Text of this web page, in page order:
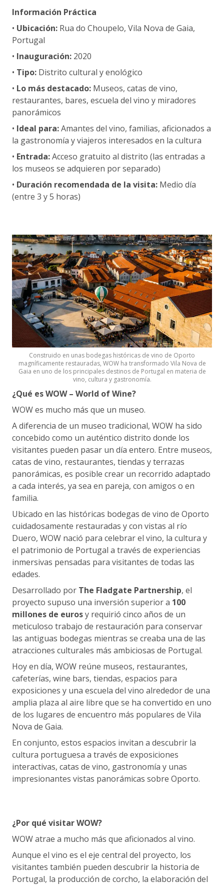
Información Práctica
• Ubicación: Rua do Choupelo, Vila Nova de Gaia,
Portugal
• Inauguración: 2020
• Tipo: Distrito cultural y enológico
• Lo más destacado: Museos, catas de vino,
restaurantes, bares, escuela del vino y miradores
panorámicos
• Ideal para:Amantes del vino, familias, aficionados a
la gastronomía y viajeros interesados en la cultura
• Entrada:Acceso gratuito al distrito (las entradas a
los museos se adquieren por separado)
• Duración recomendada de la visita: Medio día
(entre 3 y 5 horas)
Construido en unas bodegas históricas de vino de Oporto
magníficamente restauradas, WOW ha transformado Vila Nova de
Gaia en uno de los principales destinos de Portugal en materia de
vino, cultura y gastronomía.
¿Qué es WOW – World of Wine?
WOW es mucho más que un museo.
A diferencia de un museo tradicional, WOW ha sido
concebido como un auténtico distrito donde los
visitantes pueden pasar un día entero. Entre museos,
catas de vino, restaurantes, tiendas y terrazas
panorámicas, es posible crear un recorrido adaptado
a cada interés, ya sea en pareja, con amigos o en
familia.
Ubicado en las históricas bodegas de vino de Oporto
cuidadosamente restauradas y con vistas al río
Duero, WOW nació para celebrar el vino, la cultura y
el patrimonio de Portugal a través de experiencias
inmersivas pensadas para visitantes de todas las
edades.
Desarrollado por The Fladgate Partnership, el
proyecto supuso una inversión superior a 100
millones de eurosy requirió cinco años de un
meticuloso trabajo de restauración para conservar
las antiguas bodegas mientras se creaba una de las
atracciones culturales más ambiciosas de Portugal.
Hoy en día, WOW reúne museos, restaurantes,
cafeterías, wine bars, tiendas, espacios para
exposiciones y una escuela del vino alrededor de una
amplia plaza al aire libre que se ha convertido en uno
de los lugares de encuentro más populares de Vila
Nova de Gaia.
En conjunto, estos espacios invitan a descubrir la
cultura portuguesa a través de exposiciones
interactivas, catas de vino, gastronomía y unas
impresionantes vistas panorámicas sobre Oporto.
¿Por qué visitar WOW?
WOW atrae a mucho más que aficionados al vino.
Aunque el vino es el eje central del proyecto, los
visitantes también pueden descubrir la historia de
Portugal, la producción de corcho, la elaboración del